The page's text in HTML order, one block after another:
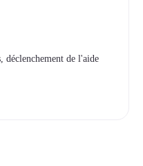
déclenchement de l'aide